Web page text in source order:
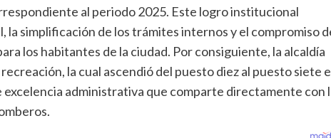
al periodo 2025. Este logro institucional
la simplificación de los trámites internos y el compromiso
los habitantes de la ciudad. Por consiguiente, la alcaldía
la cual ascendió del puesto diez al puesto siete
administrativa que comparte directamente con